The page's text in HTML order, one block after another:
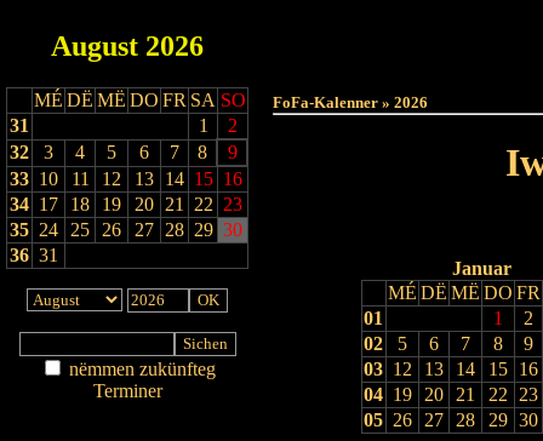
August 2026
MÉ DË MË DO FR SA SO
31
1
2
32
3 4 5 6 7 8
9
33 10 11 12 13 14 15 16
34 17 18 19 20 21 22 23
35 24 25 26 27 28 29 30
36 31
nëmmen zukünfteg
Terminer
FoFa-Kalenner » 2026
Januar
MÉ DË MË DO FR
01
1
2
02
5 6 7 8
9
03 12 13 14 15
16
04 19 20 21 22
23
05 26 27 28 29 30